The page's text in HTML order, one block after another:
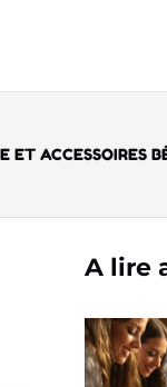
ET ACCESSOIRES
A lire